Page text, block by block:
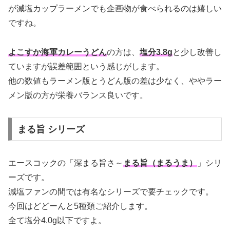
が減塩カップラーメンでも企画物が食べられるのは嬉しい
ですね。
よこすか海軍カレーうどんの方は、 塩分3.8gと少し改善し
ていますが誤差範囲という感じがします。
他の数値もラーメン版とうどん版の差は少なく、ややラー
メン版の方が栄養バランス良いです。
まる旨 シリーズ
エースコックの「深まる旨さ～ まる旨（まるうま）
」シリ
ーズです。
減塩ファンの間では有名なシリーズで要チェックです。
今回はどどーんと5種類ご紹介します。
全て塩分4.0g以下ですよ。